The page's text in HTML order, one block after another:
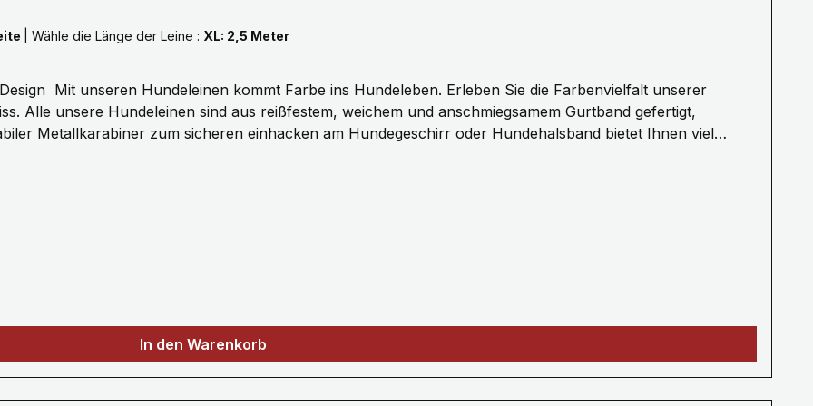
Wähle die Länge der Leine : XL: 2,5 Meter
unserer
Alle unsere Hundeleinen sind aus reißfestem, weichem und anschmiegsamem Gurtband gefertigt,
Metallkarabiner zum sicheren einhacken am Hundegeschirr oder Hundehalsband bietet Ihnen viel
In den Warenkorb